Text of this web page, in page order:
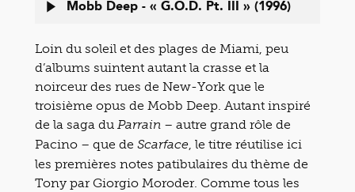
Mobb Deep - « G.O.D. Pt. III » (1996)
Loin du soleil et des plages de Miami, peu
d’albums suintent autant la crasse et la
noirceur des rues de New-York que le
troisième opus de Mobb Deep. Autant inspiré
de la saga du Parrain – autre grand rôle de
Pacino – que de Scarface, le titre réutilise ici
les premières notes patibulaires du thème de
Tony par Giorgio Moroder. Comme tous les